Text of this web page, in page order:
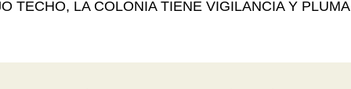
TECHO, LA COLONIA TIENE VIGILANCIA Y PLUMA